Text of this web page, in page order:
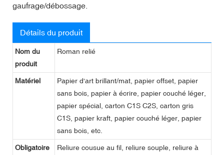
gaufrage/débossage.
Détails du produit
Nom du
produit
Roman relié
Matériel
Papier d'art brillant/mat, papier offset, papier
sans bois, papier à écrire, papier couché léger,
papier spécial, carton C1S C2S, carton gris
C1S, papier kraft, papier couché léger, papier
sans bois, etc.
Obligatoire
Reliure cousue au fil, reliure souple, reliure à